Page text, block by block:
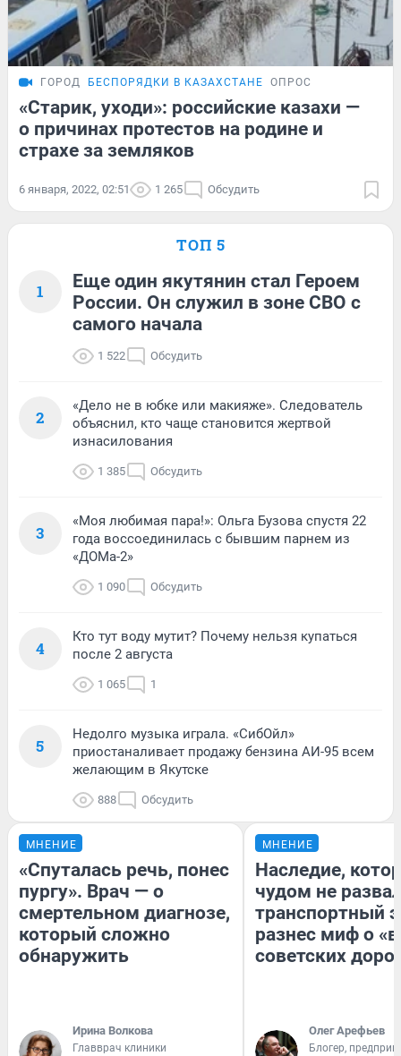
ГОРОД БЕСПОРЯДКИ В КАЗАХСТАНЕ ОПРОС
«Старик, уходи»: российские казахи —
о причинах протестов на родине и
страхе за земляков
6 января, 2022, 02:51 1 265 Обсудить
ТОП 5
1
Еще один якутянин стал Героем
России. Он служил в зоне СВО с
самого начала
1 522 Обсудить
2
«Дело не в юбке или макияже». Следователь
объяснил, кто чаще становится жертвой
изнасилования
1 385 Обсудить
3
«Моя любимая пара!»: Ольга Бузова спустя 22
года воссоединилась с бывшим парнем из
«ДОМа-2»
1 090 Обсудить
4
Кто тут воду мутит? Почему нельзя купаться
после 2 августа
1 065 1
5
Недолго музыка играла. «СибОйл»
приостаналивает продажу бензина АИ-95 всем
желающим в Якутске
888 Обсудить
МНЕНИЕ
«Спуталась речь, понес
пургу». Врач — о
смертельном диагнозе,
который сложно
обнаружить
Ирина Волкова
Главврач клиники
МНЕНИЕ
Наследие,
чудом не
транспортный
разнес миф о
советских
Олег Арефьев
Блогер,